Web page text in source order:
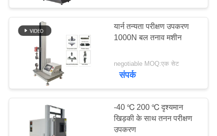
यार्न तन्यता परीक्षण उपकरण
1000N बल तनाव मशीन
negotiable MOQ:एक सेट
संपर्क
-40 ℃ 200 ℃ दृश्यमान
खिड़की के साथ तनन परीक्षण
उपकरण